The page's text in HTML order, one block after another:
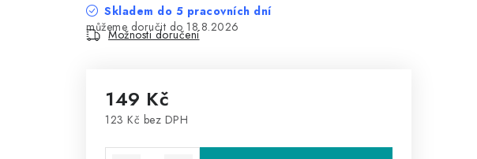
Skladem do 5 pracovních dní
18.8.2026
Možnosti doručení
149 Kč
123 Kč bez DPH